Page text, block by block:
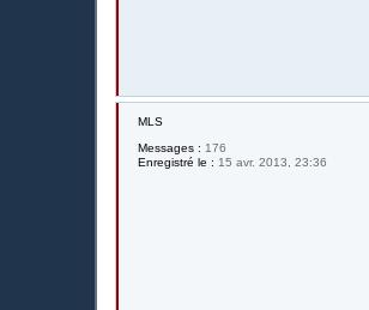
MLS
Messages : 176
Enregistré le : 15 avr. 2013, 23:36